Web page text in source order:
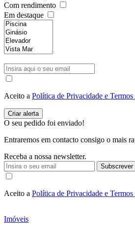
Com rendimento
Em destaque
Aceito a Política de Privacidade e Termos
O seu pedido foi enviado!
Entraremos em contacto consigo o mais
Receba a nossa newsletter.
Subscrever
Aceito a Política de Privacidade e Termos
Imóveis